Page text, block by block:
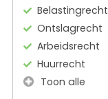
Belastingrecht
Ontslagrecht
Arbeidsrecht
Huurrecht
Toon alle